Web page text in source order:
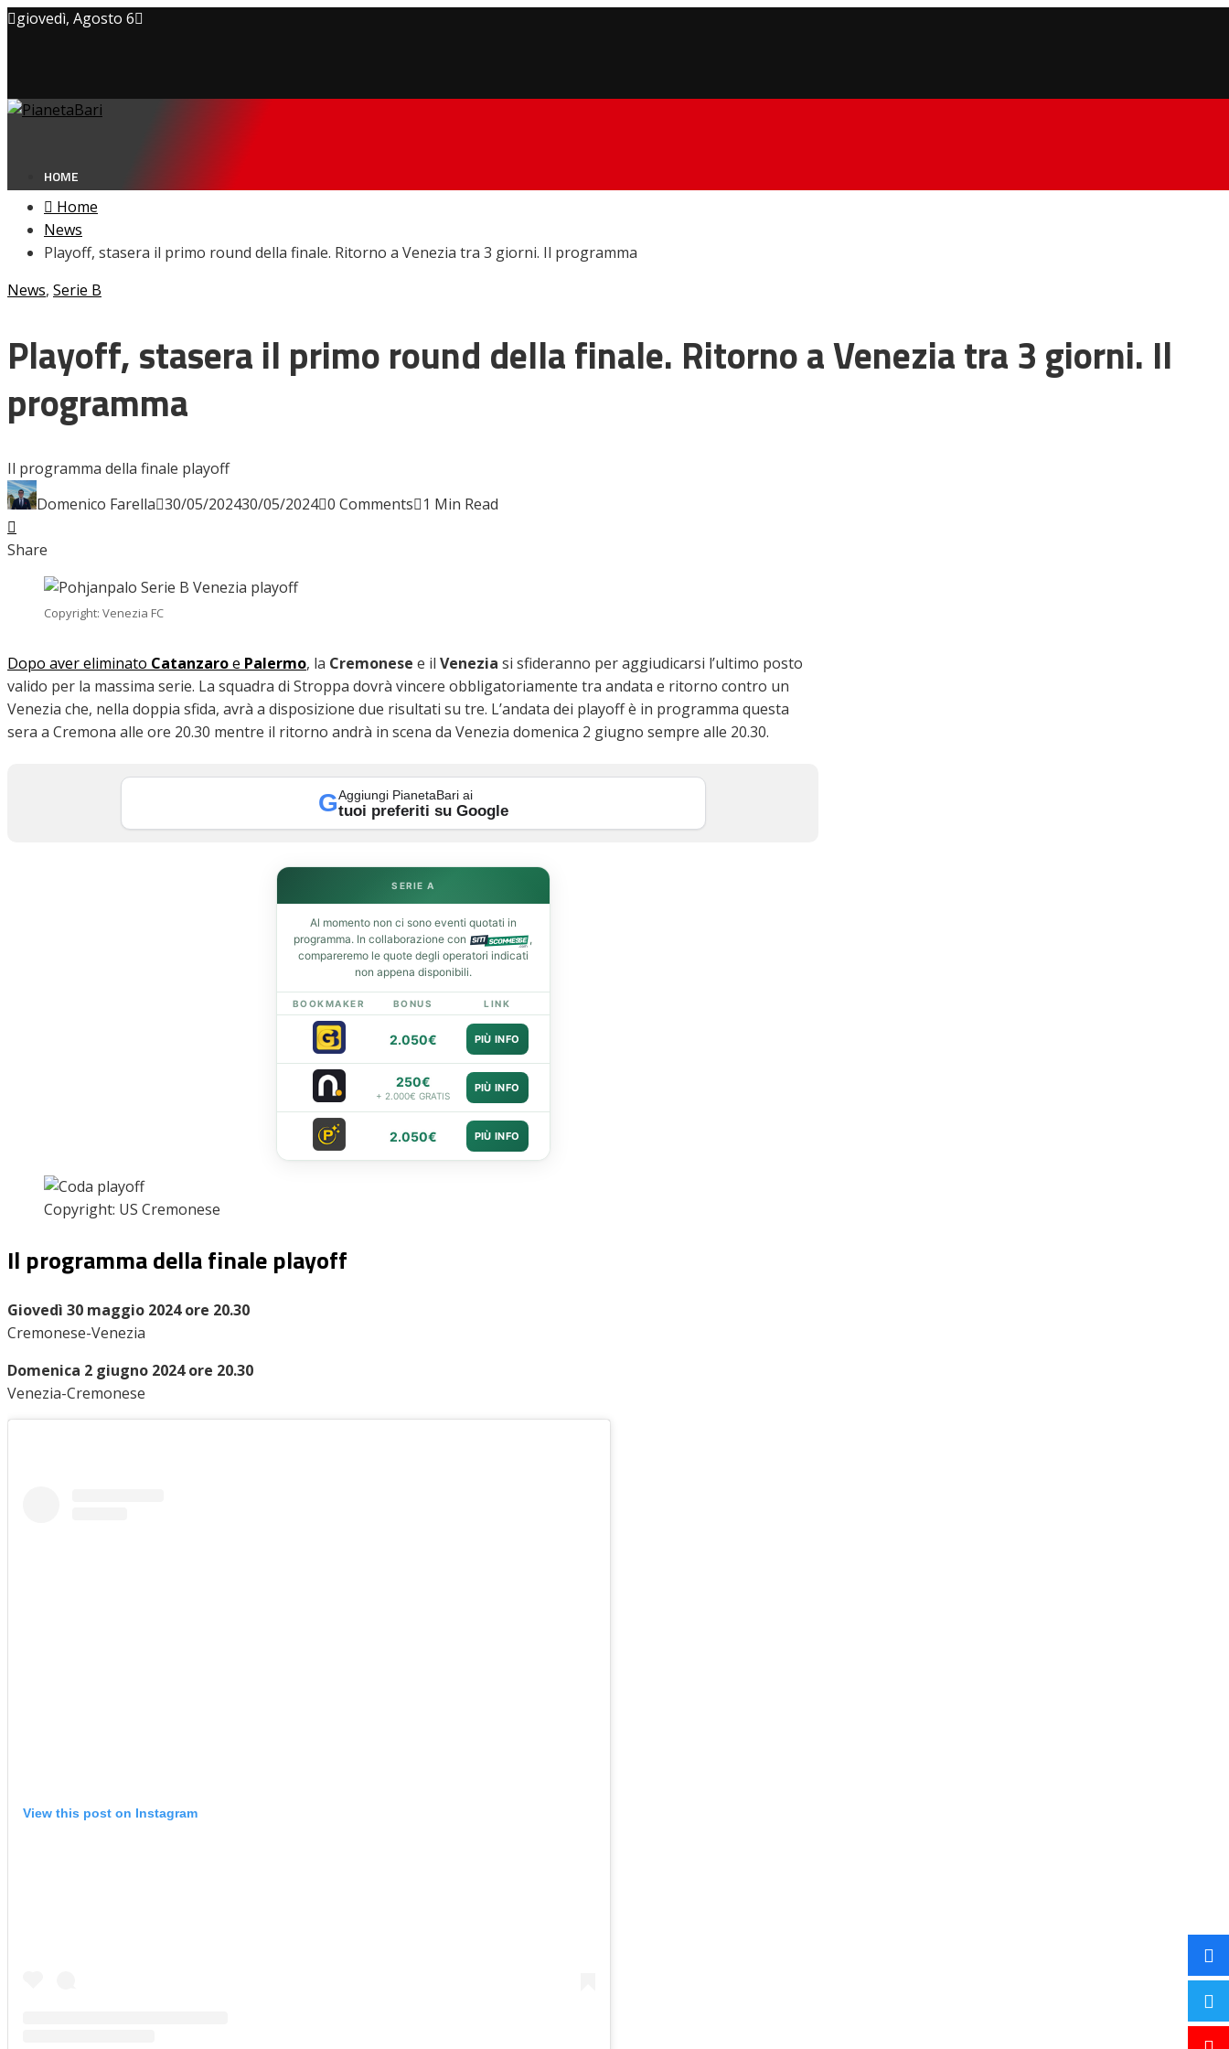
giovedì, Agosto 6
Cookie Policy
HOME
NEWS
Amarcord
Giovanili
Le pagelle
CALCIOMERCATO
SERIE B
Home
News
Playoff, stasera il primo round della finale. Ritorno a Venezia tra 3 giorni. Il programma
News, Serie B
Playoff, stasera il primo round della finale. Ritorno a Venezia tra 3 giorni. Il
programma
Il programma della finale playoff
Domenico Farella 30/05/202430/05/2024 0 Comments 1 Min Read
Facebook
Twitter
LinkedIn
Pinterest
Share
Copyright: Venezia FC
Dopo aver eliminato Catanzaroe Palermo, la Cremonese e il Venezia si sfideranno per aggiudicarsi l’ultimo posto
valido per la massima serie. La squadra di Stroppa dovrà vincere obbligatoriamente tra andata e ritorno contro un
Venezia che, nella doppia sfida, avrà a disposizione due risultati su tre. L’andata dei playoff è in programma questa
sera a Cremona alle ore 20.30 mentre il ritorno andrà in scena da Venezia domenica 2 giugno sempre alle 20.30.
GAggiungi PianetaBari ai
tuoi preferiti su Google
SERIE A
Al momento non ci sono eventi quotati in
programma. In collaborazione con
,
compareremo le quote degli operatori indicati
non appena disponibili.
BOOKMAKER BONUS LINK
2.050€ PIÙ INFO
250€
+ 2.000€ GRATIS
PIÙ INFO
2.050€ PIÙ INFO
Copyright: US Cremonese
Il programma della finale playoff
Giovedì 30 maggio 2024 ore 20.30
Cremonese-Venezia
Domenica 2 giugno 2024 ore 20.30
Venezia-Cremonese
View this post on Instagram